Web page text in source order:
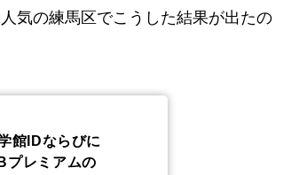
気の練馬区でこうした結果が出たの
館IDならびに
プレミアムの